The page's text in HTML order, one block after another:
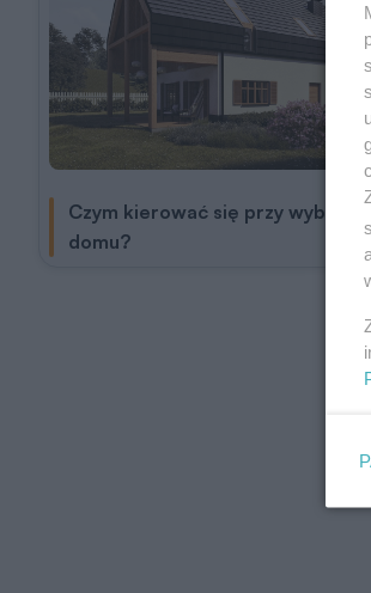
Czym kierować się przy wyborze
domu?